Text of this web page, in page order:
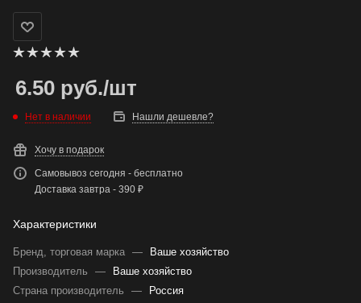
6.50 руб./шт
Нет в наличии Нашли дешевле?
Хочу в подарок
Самовывоз сегодня - бесплатно
Доставка завтра - 390 ₽
Характеристики
Бренд, торговая марка —
Ваше хозяйство
Производитель
—
Ваше хозяйство
Страна производитель
—
Россия